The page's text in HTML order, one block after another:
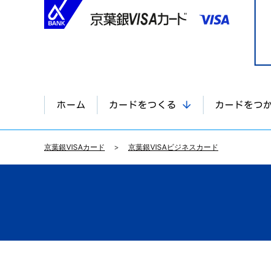
京葉銀VISAカード 京葉銀VISAビジネスカード